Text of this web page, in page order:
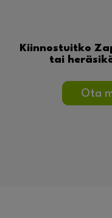
Kiinnostuitko
tai
Ota